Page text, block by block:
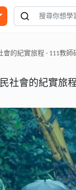
師研習(暑假進階場
的紀實旅程 - 111教師
社會的紀實旅